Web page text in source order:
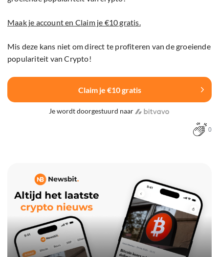
Maak je account en Claim je €10 gratis.
Mis deze kans niet om direct te profiteren van de groeiende
populariteit van Crypto!
Claim je €10 gratis
Je wordt doorgestuurd naar
0